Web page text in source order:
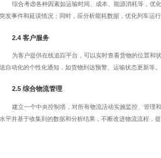
综合考虑各种因素如运输时间、成本、能源消耗等，优
突发事件和延误情况；同时，应分析能耗数据，优化列车运
2.4 客户服务
为客户提供在线追踪平台，可以实时查看货物的位置和
送自动化的个性化通知，如货物到达预警、运输状态更新等。
2.5 综合物流管理
建立一个中央控制塔，对所有物流活动实施监控、管理
水平并基于收集到的数据和分析结果，不断改进物流流程，